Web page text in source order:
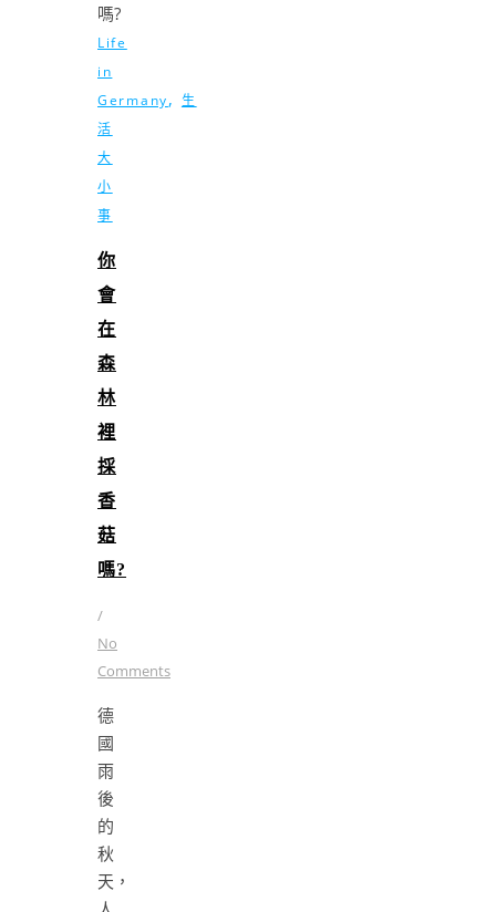
Life
in
Germany, 生
活
大
小
事
你
會
在
森
林
裡
採
香
菇
嗎?
/
No
Comments
德
國
雨
後
的
秋
天，